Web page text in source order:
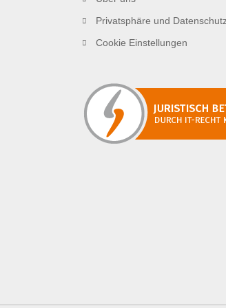
Privatsphäre und
Cookie Einstellungen